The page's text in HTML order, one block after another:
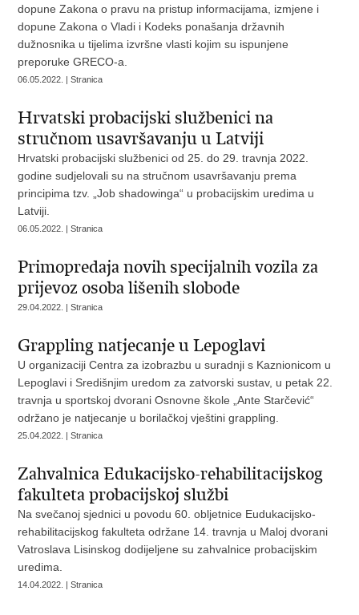
dopune Zakona o pravu na pristup informacijama, izmjene i
dopune Zakona o Vladi i Kodeks ponašanja državnih
dužnosnika u tijelima izvršne vlasti kojim su ispunjene
preporuke GRECO-a.
06.05.2022. | Stranica
Hrvatski probacijski službenici na
stručnom usavršavanju u Latviji
Hrvatski probacijski službenici od 25. do 29. travnja 2022.
godine sudjelovali su na stručnom usavršavanju prema
principima tzv. „Job shadowinga“ u probacijskim uredima u
Latviji.
06.05.2022. | Stranica
Primopredaja novih specijalnih vozila za
prijevoz osoba lišenih slobode
29.04.2022. | Stranica
Grappling natjecanje u Lepoglavi
U organizaciji Centra za izobrazbu u suradnji s Kaznionicom u
Lepoglavi i Središnjim uredom za zatvorski sustav, u petak 22.
travnja u sportskoj dvorani Osnovne škole „Ante Starčević“
održano je natjecanje u borilačkoj vještini grappling.
25.04.2022. | Stranica
Zahvalnica Edukacijsko-rehabilitacijskog
fakulteta probacijskoj službi
Na svečanoj sjednici u povodu 60. obljetnice Eudukacijsko-
rehabilitacijskog fakulteta održane 14. travnja u Maloj dvorani
Vatroslava Lisinskog dodijeljene su zahvalnice probacijskim
uredima.
14.04.2022. | Stranica